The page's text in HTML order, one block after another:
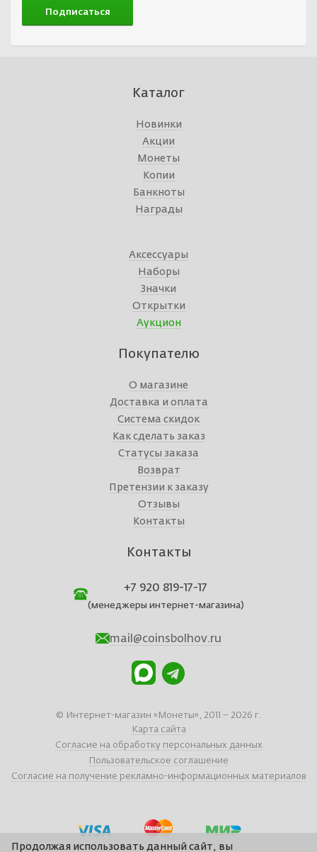
Каталог
Новинки
Акции
Монеты
Копии
Банкноты
Награды
Аксессуары
Наборы
Значки
Открытки
Аукцион
Покупателю
О магазине
Доставка и оплата
Система скидок
Как сделать заказ
Статусы заказа
Возврат
Претензии к заказу
Отзывы
Контакты
Контакты
+7 920 819-17-17
(менеджеры интернет-магазина)
mail@coinsbolhov.ru
© Интернет-магазин «Монеты», 2011 – 2026 г.
Карта сайта
Согласие на обработку персональных данных
Пользовательское соглашение
Согласие на получение рекламно-информационных материалов
Продолжая использовать данный сайт, вы